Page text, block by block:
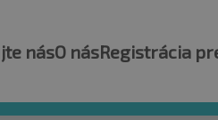
násO násRegistrácia